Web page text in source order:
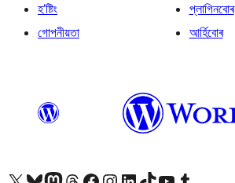
হ’ষ্টিং
গোপনীয়তা
প্লাগিনবোৰ
আৰ্হিবোৰ